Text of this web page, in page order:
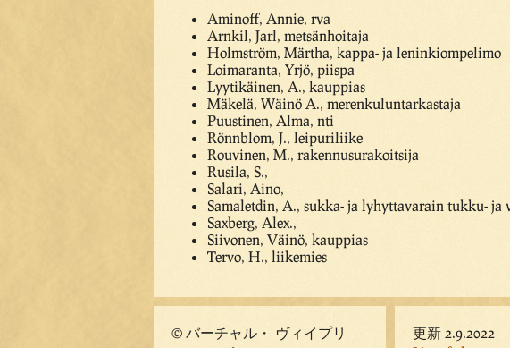
Aminoff, Annie, rva
Arnkil, Jarl, metsänhoitaja
Holmström, Märtha, kappa- ja leninkiompelimo
Loimaranta, Yrjö, piispa
Lyytikäinen, A., kauppias
Mäkelä, Wäinö A., merenkuluntarkastaja
Puustinen, Alma, nti
Rönnblom, J., leipuriliike
Rouvinen, M., rakennusurakoitsija
Rusila, S.,
Salari, Aino,
Samaletdin, A., sukka- ja lyhyttavarain tukku-
Saxberg, Alex.,
Siivonen, Väinö, kauppias
Tervo, H., liikemies
© バーチャル・ ヴィイプリ
更新 2.9.2022